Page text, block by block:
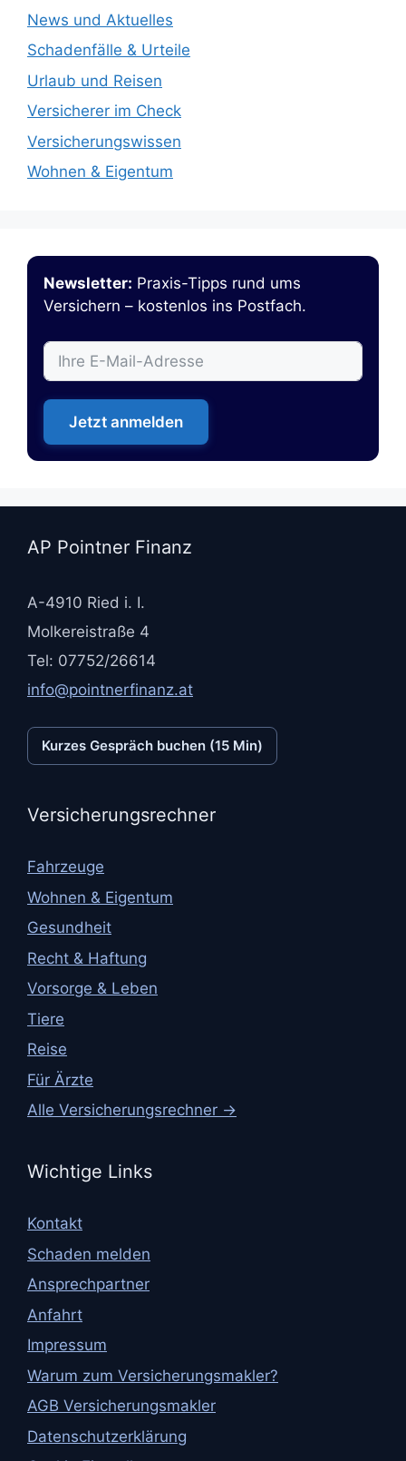
News und Aktuelles
Schadenfälle & Urteile
Urlaub und Reisen
Versicherer im Check
Versicherungswissen
Wohnen & Eigentum
Newsletter: Praxis-Tipps rund ums
Versichern – kostenlos ins Postfach.
Jetzt anmelden
AP Pointner Finanz
A-4910 Ried i. I.
Molkereistraße 4
Tel: 07752/26614
info@pointnerfinanz.at
Kurzes Gespräch buchen (15 Min)
Versicherungsrechner
Fahrzeuge
Wohnen & Eigentum
Gesundheit
Recht & Haftung
Vorsorge & Leben
Tiere
Reise
Für Ärzte
Alle Versicherungsrechner →
Wichtige Links
Kontakt
Schaden melden
Ansprechpartner
Anfahrt
Impressum
Warum zum Versicherungsmakler?
AGB Versicherungsmakler
Datenschutzerklärung